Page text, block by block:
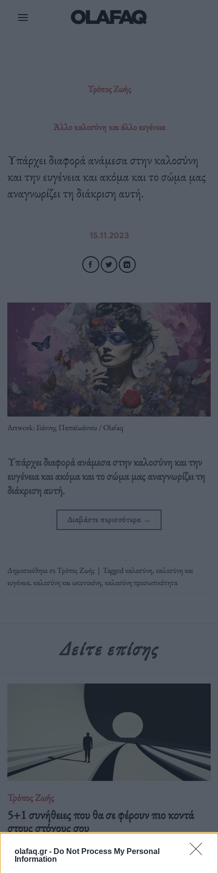
olafaq.gr - Do Not Process My Personal
Information
Τρόπος Ζωής
Άλλο καλοσύνη και άλλο ευγένεια
Υπάρχει διαφορά ανάμεσα στην καλοσύνη
και την ευγένεια και ακόμα και το σώμα μας
αναγνωρίζει τη διάκριση αυτή.
15.11.2023
Artwork: Γιάννης Παπαϊωάννου / Olafaq
Υπάρχει διαφορά ανάμεσα στην καλοσύνη και την
ευγένεια και ακόμα και το σώμα μας αναγνωρίζει τη
διάκριση αυτή.
Διαβάστε περισσότερα →
Δημοσιεύθηκε σεΤρόπος Ζωής | Taggedκαλοσύνη,καλοσύνη και
ευγένεια,καλοσύνη και ωκυτοκίνη,καλοσύνη προσωπικότητα
Δείτε επίσης
Τρόπος Ζωής
5+1 συνήθειες που θα σε φέρουν πιο κοντά
στους στόχους σου